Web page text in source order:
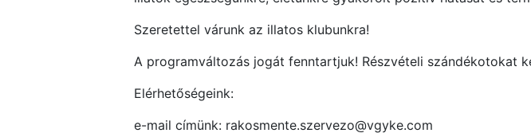
Szeretettel várunk az illatos klubunkra!
A programváltozás jogát fenntartjuk! Részvételi szándékotokat
Elérhetőségeink:
e-mail címünk: rakosmente.szervezo@vgyke.com